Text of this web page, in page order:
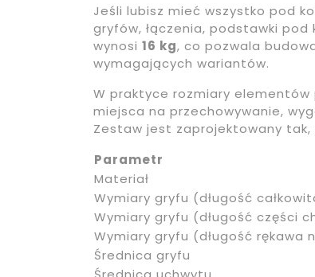
Jeśli lubisz mieć wszystko pod
gryfów, łączenia, podstawki
wynosi 16 kg, co pozwala
wymagających wariantów.
W praktyce rozmiary
miejsca na przechowywanie,
Zestaw jest zaprojektowany tak,
Parametr
Materiał
Wymiary gryfu (długość
Wymiary gryfu (długość części
Wymiary gryfu (długość rękawa
Średnica gryfu